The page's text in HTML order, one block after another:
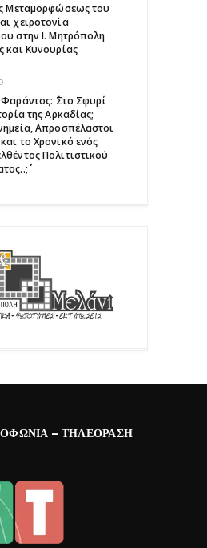
Μεταμορφώσεως του
χειροτονία
στην Ι. Μητρόπολη
και Κυνουρίας
΄΄Στο Σφυρί
της Αρκαδίας;
Απροσπέλαστοι
το Χρονικό ενός
Πολιτιστικού
– ΤΗΛΕΌΡΑΣΗ